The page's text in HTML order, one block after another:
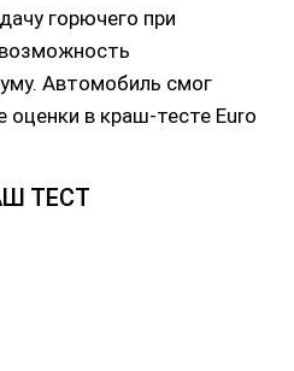
горючего при
Автомобиль смог
в краш-тесте Euro
ТЕСТ